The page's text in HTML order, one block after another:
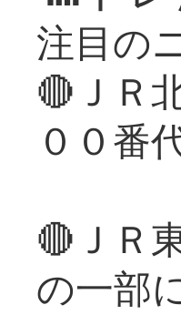
注目の
🔴ＪＲ
００番
🔴ＪＲ
の一部